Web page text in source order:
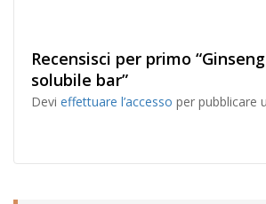
Recensisci per primo
solubile bar”
Devi effettuare l’accesso per pubblicare